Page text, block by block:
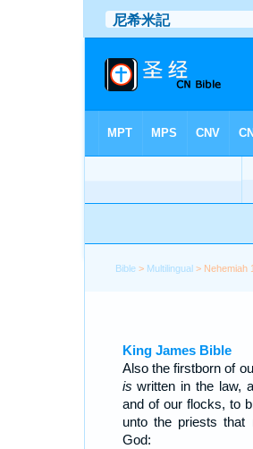
Bible > Multilingual > Nehemiah
King James Bible
Also the firstborn of
is written in the law,
and of our flocks, to
unto the priests
God: